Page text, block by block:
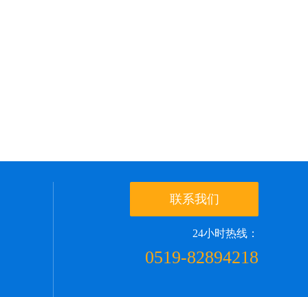
联系我们
24小时热线：
0519-82894218